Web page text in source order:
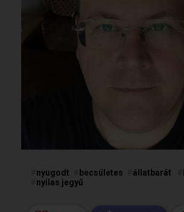
nyugodt becsületes állatbarát
nyilas jegyű